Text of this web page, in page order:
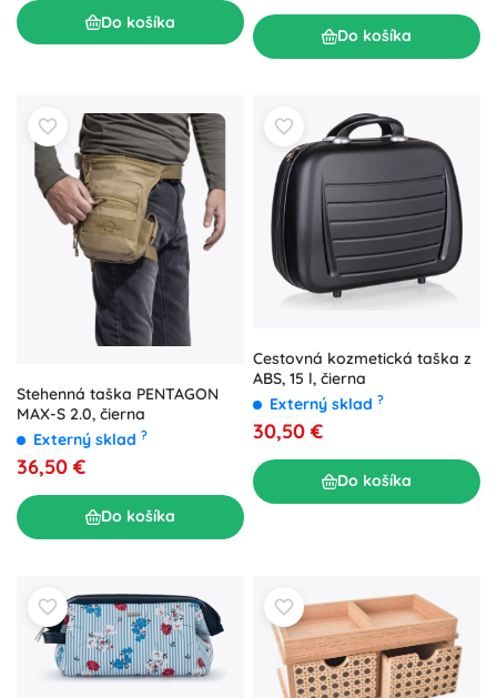
Do košíka
Do košíka
Stehenná taška PENTAGON
MAX-S 2.0, čierna
Externý sklad ?
36,50 €
Do košíka
Cestovná kozmetická taška z
ABS, 15 l, čierna
Externý sklad ?
30,50 €
Do košíka